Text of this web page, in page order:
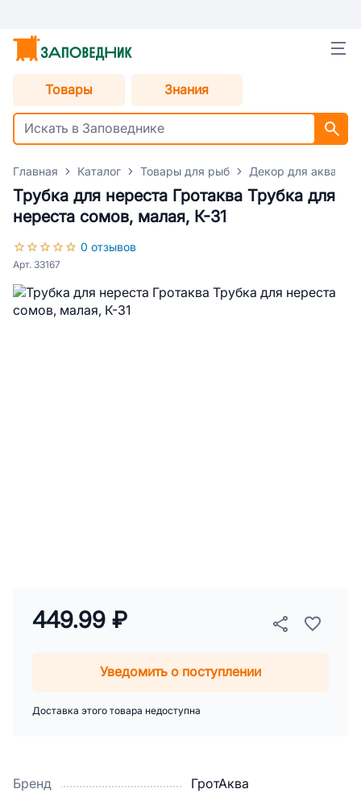
Товары Знания
Главная Каталог Товары для рыб Декор для
Трубка для нереста Гротаква Трубка для
нереста сомов, малая, К-31
0 отзывов
Арт. 33167
Бренд
ГротАква
449.99 ₽
Уведомить о поступлении
Доставка этого товара недоступна